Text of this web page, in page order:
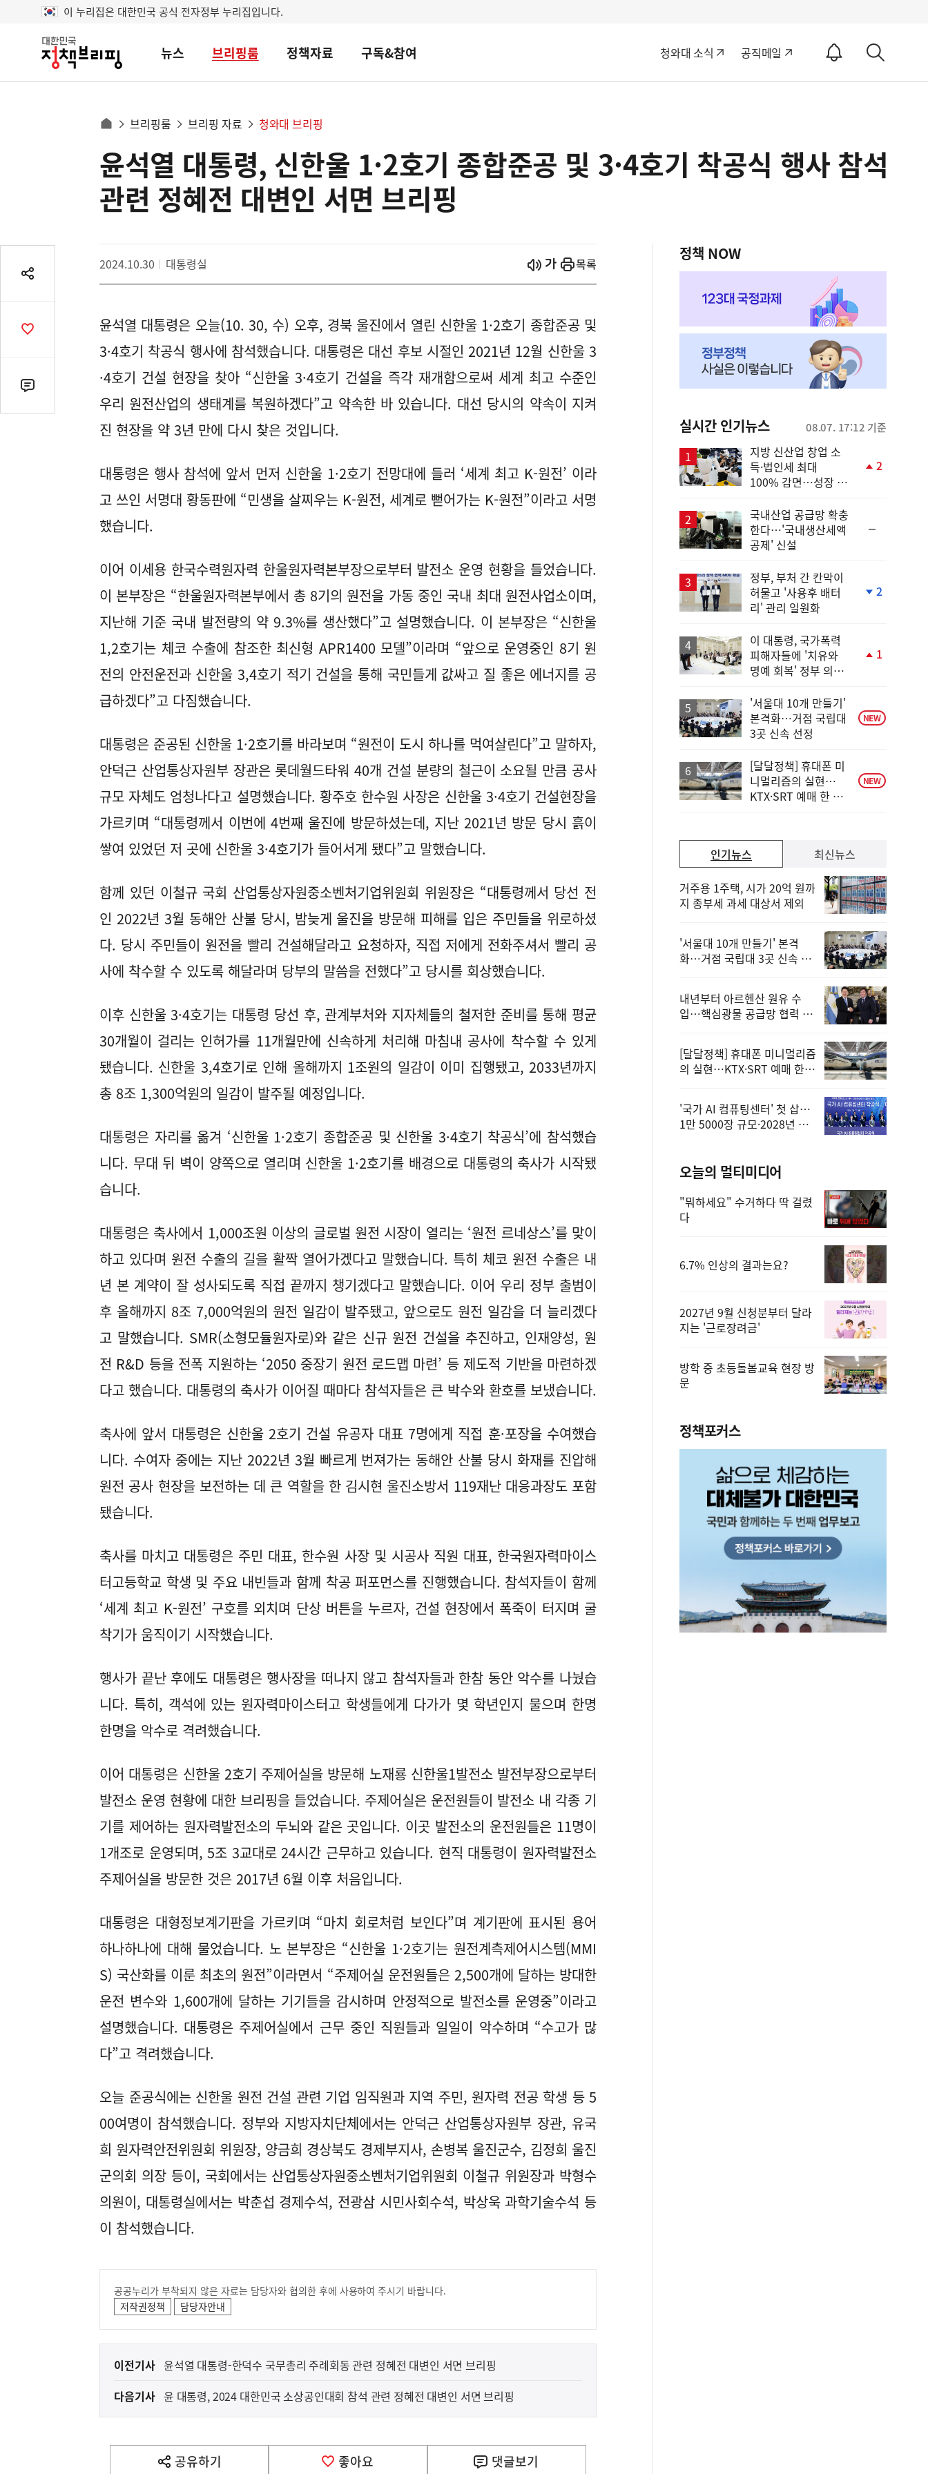
이 누리집은 대한민국 공식 전자정부 누리집입니다.
대
민
뉴스 브리핑룸 정책자료 구독&참여 청와대 소식 공직메일
알
ON
세
로
으
로
브리핑룸 브리핑 자료 청와대 브리핑
역
공
기
공
댓
글
윤석열 대통령, 신한울 1·2호기 종합준공 및 3·4호기 착공식 행사 참석
관련 정혜전 대변인 서면 브리핑
2024.10.30 대통령실 시작
열기 목록
윤석열 대통령은 오늘(10. 30, 수) 오후, 경북 울진에서 열린 신한울 1·2호기 종합준공 및
3·4호기 착공식 행사에 참석했습니다. 대통령은 대선 후보 시절인 2021년 12월 신한울 3
·4호기 건설 현장을 찾아 “신한울 3·4호기 건설을 즉각 재개함으로써 세계 최고 수준인
우리 원전산업의 생태계를 복원하겠다”고 약속한 바 있습니다. 대선 당시의 약속이 지켜
진 현장을 약 3년 만에 다시 찾은 것입니다.
대통령은 행사 참석에 앞서 먼저 신한울 1·2호기 전망대에 들러 ‘세계 최고 K-원전’ 이라
고 쓰인 서명대 황동판에 “민생을 살찌우는 K-원전, 세계로 뻗어가는 K-원전”이라고 서명
했습니다.
이어 이세용 한국수력원자력 한울원자력본부장으로부터 발전소 운영 현황을 들었습니다.
이 본부장은 “한울원자력본부에서 총 8기의 원전을 가동 중인 국내 최대 원전사업소이며,
지난해 기준 국내 발전량의 약 9.3%를 생산했다”고 설명했습니다. 이 본부장은 “신한울
1,2호기는 체코 수출에 참조한 최신형 APR1400 모델”이라며 “앞으로 운영중인 8기 원
전의 안전운전과 신한울 3,4호기 적기 건설을 통해 국민들게 값싸고 질 좋은 에너지를 공
급하겠다”고 다짐했습니다.
대통령은 준공된 신한울 1·2호기를 바라보며 “원전이 도시 하나를 먹여살린다”고 말하자,
안덕근 산업통상자원부 장관은 롯데월드타워 40개 건설 분량의 철근이 소요될 만큼 공사
규모 자체도 엄청나다고 설명했습니다. 황주호 한수원 사장은 신한울 3·4호기 건설현장을
가르키며 “대통령께서 이번에 4번째 울진에 방문하셨는데, 지난 2021년 방문 당시 흙이
쌓여 있었던 저 곳에 신한울 3·4호기가 들어서게 됐다”고 말했습니다.
함께 있던 이철규 국회 산업통상자원중소벤처기업위원회 위원장은 “대통령께서 당선 전
인 2022년 3월 동해안 산불 당시, 밤늦게 울진을 방문해 피해를 입은 주민들을 위로하셨
다. 당시 주민들이 원전을 빨리 건설해달라고 요청하자, 직접 저에게 전화주셔서 빨리 공
사에 착수할 수 있도록 해달라며 당부의 말씀을 전했다”고 당시를 회상했습니다.
이후 신한울 3·4호기는 대통령 당선 후, 관계부처와 지자체들의 철저한 준비를 통해 평균
30개월이 걸리는 인허가를 11개월만에 신속하게 처리해 마침내 공사에 착수할 수 있게
됐습니다. 신한울 3,4호기로 인해 올해까지 1조원의 일감이 이미 집행됐고, 2033년까지
총 8조 1,300억원의 일감이 발주될 예정입니다.
대통령은 자리를 옮겨 ‘신한울 1·2호기 종합준공 및 신한울 3·4호기 착공식’에 참석했습
니다. 무대 뒤 벽이 양쪽으로 열리며 신한울 1·2호기를 배경으로 대통령의 축사가 시작됐
습니다.
대통령은 축사에서 1,000조원 이상의 글로벌 원전 시장이 열리는 ‘원전 르네상스’를 맞이
하고 있다며 원전 수출의 길을 활짝 열어가겠다고 말했습니다. 특히 체코 원전 수출은 내
년 본 계약이 잘 성사되도록 직접 끝까지 챙기겠다고 말했습니다. 이어 우리 정부 출범이
후 올해까지 8조 7,000억원의 원전 일감이 발주됐고, 앞으로도 원전 일감을 더 늘리겠다
고 말했습니다. SMR(소형모듈원자로)와 같은 신규 원전 건설을 추진하고, 인재양성, 원
전 R&D 등을 전폭 지원하는 ‘2050 중장기 원전 로드맵 마련’ 등 제도적 기반을 마련하겠
다고 했습니다. 대통령의 축사가 이어질 때마다 참석자들은 큰 박수와 환호를 보냈습니다.
축사에 앞서 대통령은 신한울 2호기 건설 유공자 대표 7명에게 직접 훈·포장을 수여했습
니다. 수여자 중에는 지난 2022년 3월 빠르게 번져가는 동해안 산불 당시 화재를 진압해
원전 공사 현장을 보전하는 데 큰 역할을 한 김시현 울진소방서 119재난 대응과장도 포함
됐습니다.
축사를 마치고 대통령은 주민 대표, 한수원 사장 및 시공사 직원 대표, 한국원자력마이스
터고등학교 학생 및 주요 내빈들과 함께 착공 퍼포먼스를 진행했습니다. 참석자들이 함께
‘세계 최고 K-원전’ 구호를 외치며 단상 버튼을 누르자, 건설 현장에서 폭죽이 터지며 굴
착기가 움직이기 시작했습니다.
행사가 끝난 후에도 대통령은 행사장을 떠나지 않고 참석자들과 한참 동안 악수를 나눴습
니다. 특히, 객석에 있는 원자력마이스터고 학생들에게 다가가 몇 학년인지 물으며 한명
한명을 악수로 격려했습니다.
이어 대통령은 신한울 2호기 주제어실을 방문해 노재룡 신한울1발전소 발전부장으로부터
발전소 운영 현황에 대한 브리핑을 들었습니다. 주제어실은 운전원들이 발전소 내 각종 기
기를 제어하는 원자력발전소의 두뇌와 같은 곳입니다. 이곳 발전소의 운전원들은 11명이
1개조로 운영되며, 5조 3교대로 24시간 근무하고 있습니다. 현직 대통령이 원자력발전소
주제어실을 방문한 것은 2017년 6월 이후 처음입니다.
대통령은 대형정보계기판을 가르키며 “마치 회로처럼 보인다”며 계기판에 표시된 용어
하나하나에 대해 물었습니다. 노 본부장은 “신한울 1·2호기는 원전계측제어시스템(MMI
S) 국산화를 이룬 최초의 원전”이라면서 “주제어실 운전원들은 2,500개에 달하는 방대한
운전 변수와 1,600개에 달하는 기기들을 감시하며 안정적으로 발전소를 운영중”이라고
설명했습니다. 대통령은 주제어실에서 근무 중인 직원들과 일일이 악수하며 “수고가 많
다”고 격려했습니다.
오늘 준공식에는 신한울 원전 건설 관련 기업 임직원과 지역 주민, 원자력 전공 학생 등 5
00여명이 참석했습니다. 정부와 지방자치단체에서는 안덕근 산업통상자원부 장관, 유국
희 원자력안전위원회 위원장, 양금희 경상북도 경제부지사, 손병복 울진군수, 김정희 울진
군의회 의장 등이, 국회에서는 산업통상자원중소벤처기업위원회 이철규 위원장과 박형수
의원이, 대통령실에서는 박춘섭 경제수석, 전광삼 시민사회수석, 박상욱 과학기술수석 등
이 참석했습니다.
공공누리가 부착되지 않은 자료는 담당자와 협의한 후에 사용하여 주시기 바랍니다.
저작권정책
담당자안내
이
다
음
기
이전기사 윤석열 대통령-한덕수 국무총리 주례회동 관련 정혜전 대변인 서면 브리핑
다음기사 윤 대통령, 2024 대한민국 소상공인대회 참석 관련 정혜전 대변인 서면 브리핑
공유하기
열 좋아요 댓글보기
정책 NOW
실시간 인기뉴스 08.07. 17:12 기준
지방 신산업 창업 소
득·법인세 최대
100% 감면…성장 지
2
국내산업 공급망 확충
한다…'국내생산세액
공제' 신설
정부, 부처 간 칸막이
허물고 '사용후 배터
리' 관리 일원화
2
이 대통령, 국가폭력
피해자들에 '치유와
명예 회복' 정부 의지
1
'서울대 10개 만들기'
본격화…거점 국립대
3곳 신속 선정
NEW
[달달정책] 휴대폰 미
니멀리즘의 실현…
KTX·SRT 예매 한 번
NEW
인기뉴스
거주용 1주택, 시가 20억 원까
지 종부세 과세 대상서 제외
'서울대 10개 만들기' 본격
화…거점 국립대 3곳 신속 선
내년부터 아르헨산 원유 수
입…핵심광물 공급망 협력 체
[달달정책] 휴대폰 미니멀리즘
의 실현…KTX·SRT 예매 한
'국가 AI 컴퓨팅센터' 첫 삽…
1만 5000장 규모·2028년 완
최신뉴스
오늘의 멀티미디어
"뭐하세요" 수거하다 딱 걸렸
다
6.7% 인상의 결과는요?
2027년 9월 신청분부터 달라
지는 '근로장려금'
방학 중 초등돌봄교육 현장 방
문
정책포커스